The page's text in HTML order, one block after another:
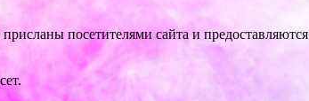
посетителями сайта и предоставляются